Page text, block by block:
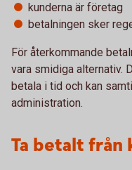
kunderna är företag
betalningen sker
För återkommande
vara smidiga alternativ.
betala i tid och kan
administration.
Ta betalt från